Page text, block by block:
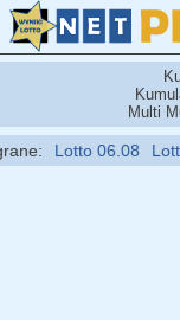
Multi
Lotto 06.08 Lotto